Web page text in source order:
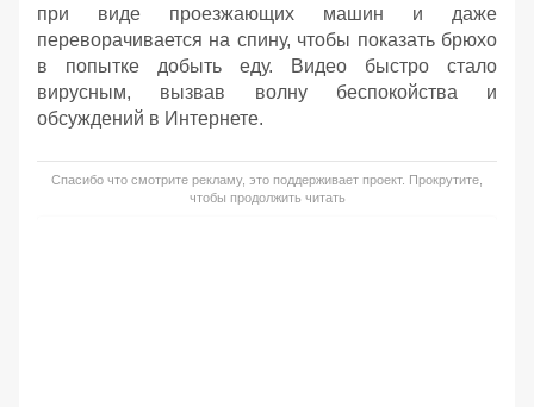
при виде проезжающих машин и даже
переворачивается на спину, чтобы показать брюхо
в попытке добыть еду. Видео быстро стало
вирусным, вызвав волну беспокойства и
обсуждений в Интернете.
Спасибо что смотрите рекламу, это поддерживает проект. Прокрутите,
чтобы продолжить читать